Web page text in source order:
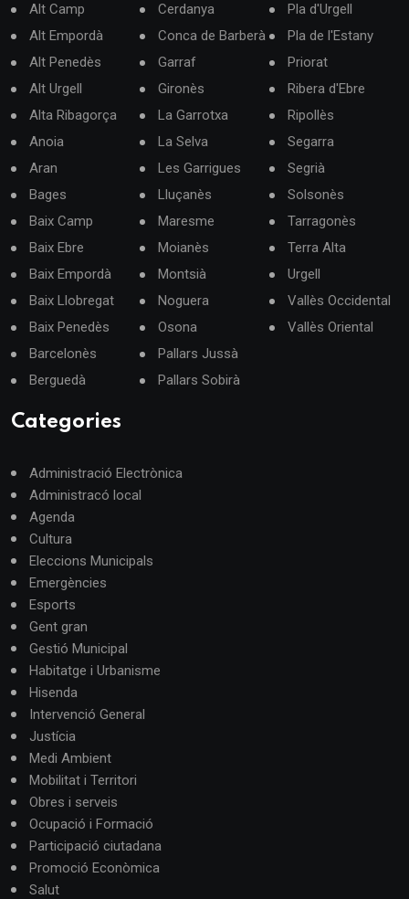
Alt Camp
Alt Empordà
Alt Penedès
Alt Urgell
Alta Ribagorça
Anoia
Aran
Bages
Baix Camp
Baix Ebre
Baix Empordà
Baix Llobregat
Baix Penedès
Barcelonès
Berguedà
Cerdanya
Conca de Barberà
Garraf
Gironès
La Garrotxa
La Selva
Les Garrigues
Lluçanès
Maresme
Moianès
Montsià
Noguera
Osona
Pallars Jussà
Pallars Sobirà
Pla d'Urgell
Pla de l'Estany
Priorat
Ribera d'Ebre
Ripollès
Segarra
Segrià
Solsonès
Tarragonès
Terra Alta
Urgell
Vallès Occidental
Vallès Oriental
Categories
Administració Electrònica
Administracó local
Agenda
Cultura
Eleccions Municipals
Emergències
Esports
Gent gran
Gestió Municipal
Habitatge i Urbanisme
Hisenda
Intervenció General
Justícia
Medi Ambient
Mobilitat i Territori
Obres i serveis
Ocupació i Formació
Participació ciutadana
Promoció Econòmica
Salut